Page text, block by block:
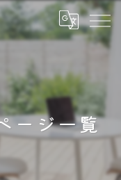
ージ一覧